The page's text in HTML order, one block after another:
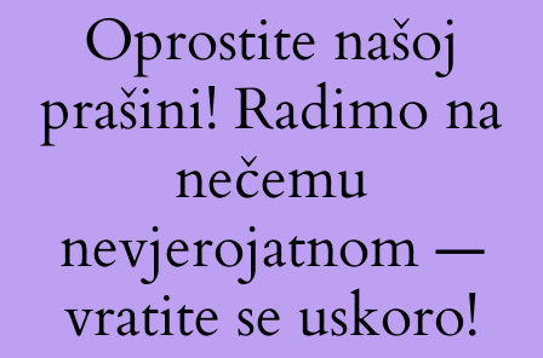
Oprostite našoj
prašini! Radimo na
nečemu
nevjerojatnom —
vratite se uskoro!